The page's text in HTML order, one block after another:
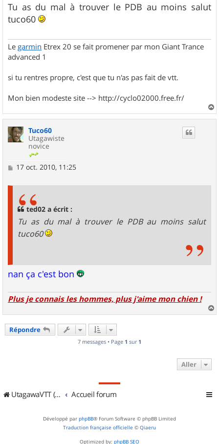
s
s
a
Tu as du mal à trouver le PDB au moins salut
tuco60
Le garmin Etrex 20 se fait promener par mon Giant Trance
advanced 1
si tu rentres propre, c'est que tu n'as pas fait de vtt.
Mon bien modeste site --> http://cyclo02000.free.fr/
a
Tuco60
Utagawiste
novice
M17 oct. 2010, 11:25
ted02 a écrit :
Tu as du mal à trouver le PDB au moins salut
tuco60
nan ça c'est bon
Plus je connais les hommes, plus j'aime mon chien !
a
Répondre
7 messages • Page 1 sur 1
Aller
UtagawaVTT (Randos VTT et VTTAE avec traces GPS) Accueil forum
Développé par phpBB® Forum Software © phpBB Limited
Traduction française officielle © Qiaeru
Optimized by: phpBB SEO